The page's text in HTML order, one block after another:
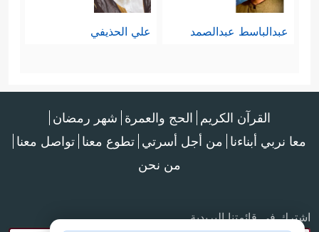
عبدالباسط عبدالصمد علي الحذيفي
القرآن الكريم الحج والعمرة شهر رمضان
معا نربي أبناءنا من أجل أسرتي تطوع معنا تواصل معنا
من نحن
اشترك في قائمتنا البريدية